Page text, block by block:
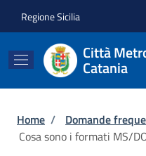
Regione Sicilia
Città
Catania
Briciole di
Home / Domande
Cosa sono i formati MS/